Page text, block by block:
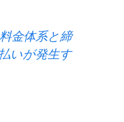
金体系と締
いが発生す